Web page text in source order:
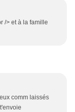
/> et à la famille
comm laissés